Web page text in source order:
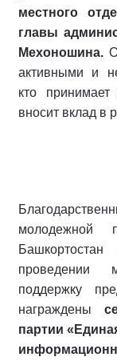
местного
главы
Мехоношина.
активными и
кто
вносит вклад в
молодежной
проведении
поддержку
награждены
партии